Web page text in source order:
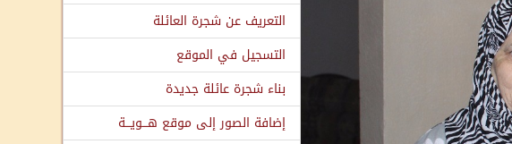
التعريف عن شجرة العائلة
التسجيل في الموقع
بناء شجرة عائلة جديدة
إضافة الصور إلى موقع هـــويـــة